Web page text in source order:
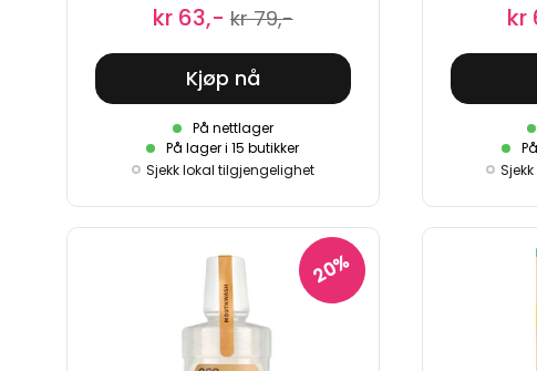
kr 63,- kr 79,-
Kjøp nå
På nettlager
På lager i 15 butikker
Sjekk lokal tilgjengelighet
kr
20%